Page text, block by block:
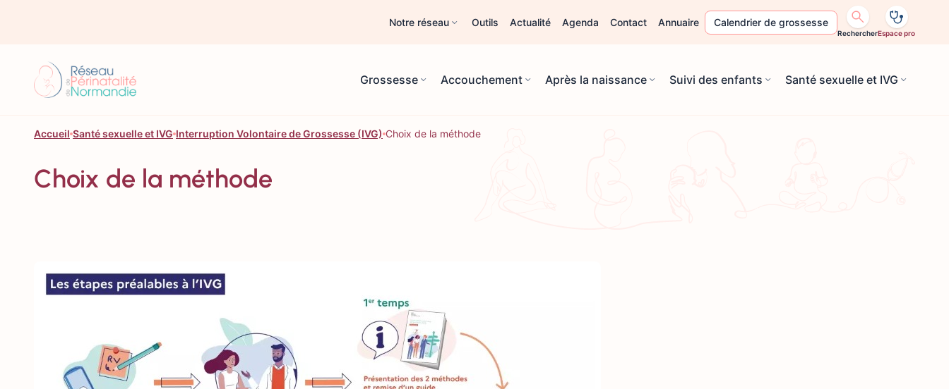
Notre réseau Outils Actualité Agenda Contact Annuaire Calendrier de grossesse
RechercherEspace pro
Grossesse Accouchement Après la naissance Suivi des enfants Santé sexuelle et IVG
Accueil Santé sexuelle et IVG Interruption Volontaire de Grossesse (IVG) Choix de la méthode
Choix de la méthode